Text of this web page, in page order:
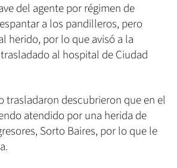
del agente por régimen de
a los pandilleros, pero
herido, por lo que avisó a la
al hospital de Ciudad
trasladaron descubrieron que en el
atendido por una herida de
Sorto Baires, por lo que le